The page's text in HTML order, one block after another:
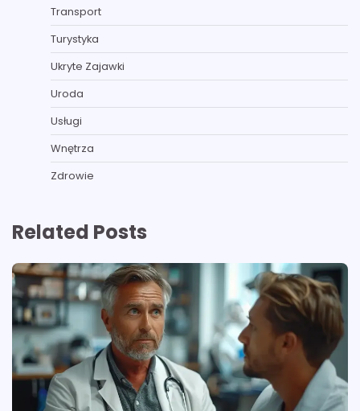
Transport
Turystyka
Ukryte Zajawki
Uroda
Usługi
Wnętrza
Zdrowie
Related Posts